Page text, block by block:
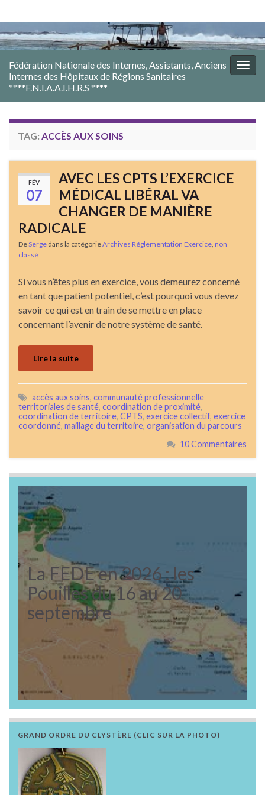
Fédération Nationale des Internes, Assistants, Anciens
Internes des Hôpitaux de Régions Sanitaires
****F.N.I.A.A.I.H.R.S ****
TAG: ACCÈS AUX SOINS
FÉV
07
AVEC LES CPTS L’EXERCICE
MÉDICAL LIBÉRAL VA
CHANGER DE MANIÈRE
RADICALE
DeSerge dans la catégorieArchives Réglementation Exercice non
classé
Si vous n’êtes plus en exercice, vous demeurez concerné
en tant que patient potentiel, c’est pourquoi vous devez
savoir ce qui est en train de se mettre en place
concernant l’avenir de notre système de santé.
Lire la suite
accès aux soins, communauté professionnelle
territoriales de santé, coordination de proximité,
coordination de territoire, CPTS, exercice collectif, exercice
coordonné, maillage du territoire, organisation du parcours
10 Commentaires
La FEDE en 2026 : les
Pouilles du 16 au 20
septembre
GRAND ORDRE DU CLYSTÈRE (CLIC SUR LA PHOTO)